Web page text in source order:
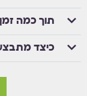
תוך כמה
כיצד